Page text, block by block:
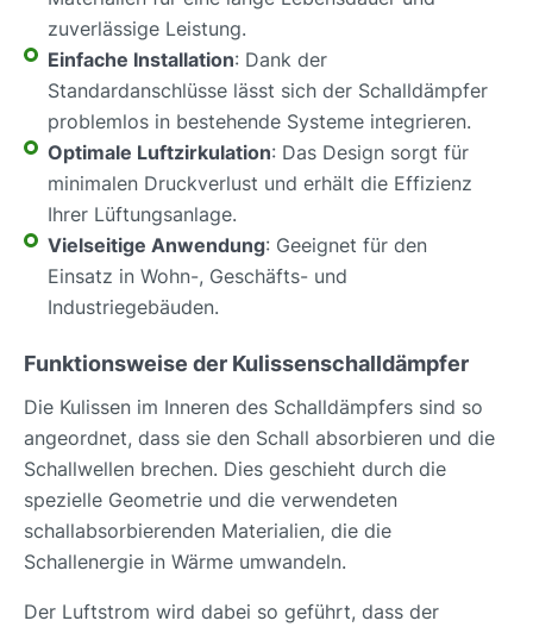
zuverlässige Leistung.
Einfache Installation: Dank der
Standardanschlüsse lässt sich der Schalldämpfer
problemlos in bestehende Systeme integrieren.
Optimale Luftzirkulation: Das Design sorgt für
minimalen Druckverlust und erhält die Effizienz
Ihrer Lüftungsanlage.
Vielseitige Anwendung: Geeignet für den
Einsatz in Wohn-, Geschäfts- und
Industriegebäuden.
Funktionsweise der Kulissenschalldämpfer
Die Kulissen im Inneren des Schalldämpfers sind so
angeordnet, dass sie den Schall absorbieren und die
Schallwellen brechen. Dies geschieht durch die
spezielle Geometrie und die verwendeten
schallabsorbierenden Materialien, die die
Schallenergie in Wärme umwandeln.
Der Luftstrom wird dabei so geführt, dass der